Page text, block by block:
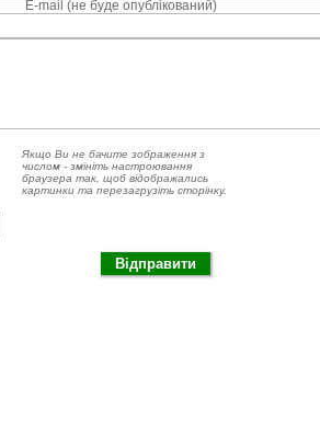
E-mail (не буде опублікований)
Якщо Ви не бачите зображення з
числом - змініть настроювання
браузера так, щоб відображались
картинки та перезагрузіть сторінку.